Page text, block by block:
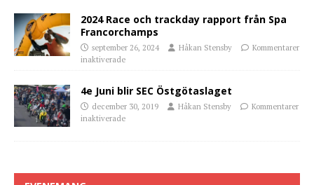
2024 Race och trackday rapport från Spa
Francorchamps
september 26, 2024 Håkan Stensby
Kommentarer
inaktiverade
4e Juni blir SEC Östgötaslaget
december 30, 2019 Håkan Stensby
Kommentarer
inaktiverade